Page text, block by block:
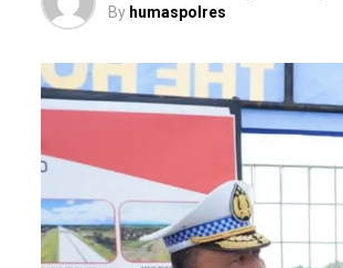
By humaspolres